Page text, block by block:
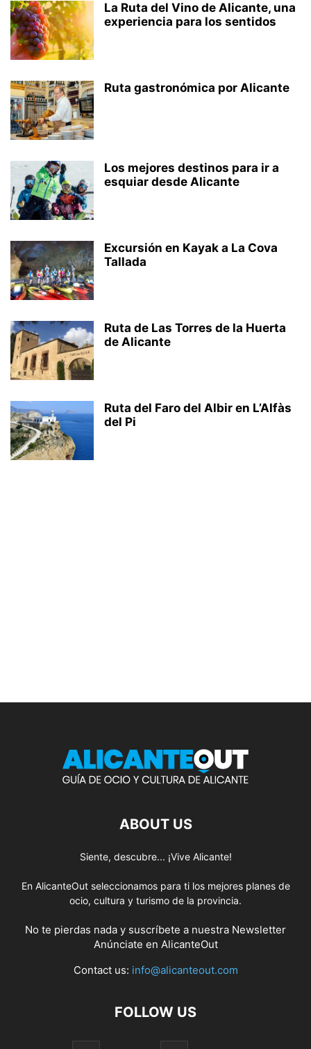
La Ruta del Vino de Alicante, una
experiencia para los sentidos
Ruta gastronómica por Alicante
Los mejores destinos para ir a
esquiar desde Alicante
Excursión en Kayak a La Cova
Tallada
Ruta de Las Torres de la Huerta
de Alicante
Ruta del Faro del Albir en L’Alfàs
del Pi
ABOUT US
Siente, descubre... ¡Vive Alicante!
En AlicanteOut seleccionamos para ti los mejores planes de
ocio, cultura y turismo de la provincia.
No te pierdas nada y suscríbete a nuestra Newsletter
Anúnciate en AlicanteOut
Contact us: info@alicanteout.com
FOLLOW US